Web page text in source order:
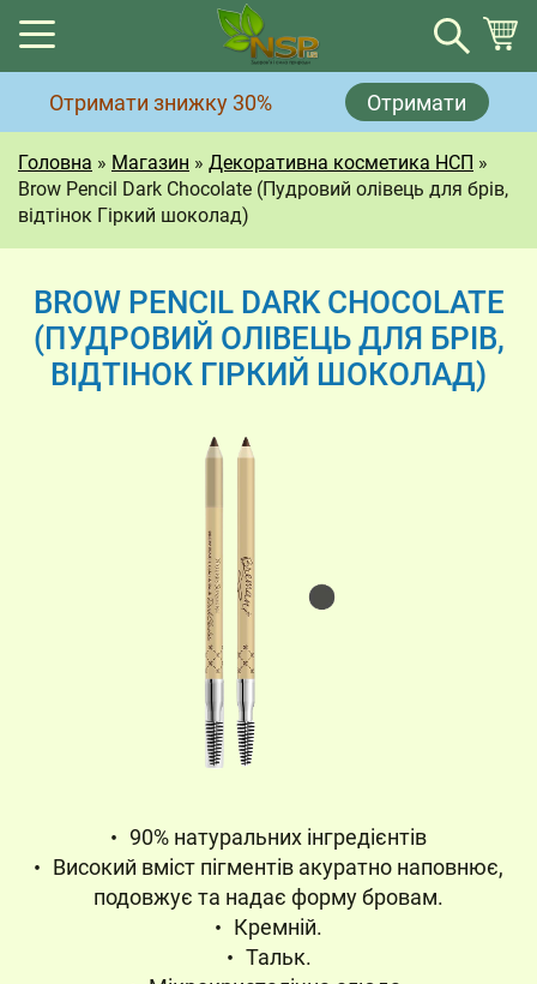
Отримати знижку 30% Отримати
Головна » Магазин » Декоративна косметика НСП »
Brow Pencil Dark Chocolate (Пудровий олівець для брів,
відтінок Гіркий шоколад)
BROW PENCIL DARK CHOCOLATE
(ПУДРОВИЙ ОЛІВЕЦЬ ДЛЯ БРІВ,
ВІДТІНОК ГІРКИЙ ШОКОЛАД)
90% натуральних інгредієнтів
Високий вміст пігментів акуратно наповнює,
подовжує та надає форму бровам.
Кремній.
Тальк.
Кошик
Немає товарів у кошику.